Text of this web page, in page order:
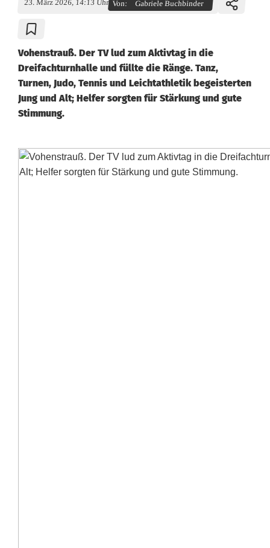
23. März 2026, 14:13 Uhr Von: Gabriele Buchbinder
Vohenstrauß. Der TV lud zum Aktivtag in die
Dreifachturnhalle und füllte die Ränge. Tanz,
Turnen, Judo, Tennis und Leichtathletik begeisterten
Jung und Alt; Helfer sorgten für Stärkung und gute
Stimmung.